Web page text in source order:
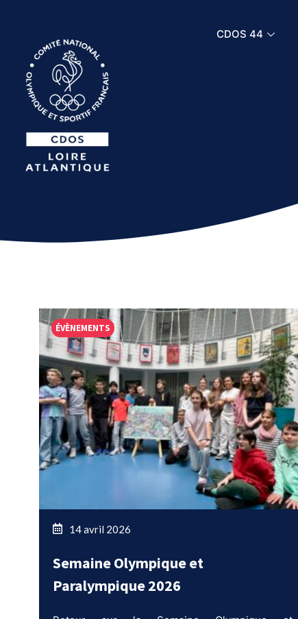
CDOS 44
ÉVÈNEMENTS
14 avril 2026
Semaine Olympique et
Paralympique 2026